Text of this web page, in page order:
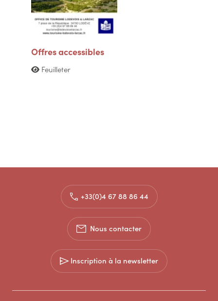
Offres accessibles
Feuilleter
+33(0)4 67 88 86 44
Nous contacter
Inscription à la newsletter